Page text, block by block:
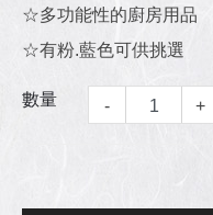
☆多功能性的廚房用品
☆有粉.藍色可供挑選
數量 - +